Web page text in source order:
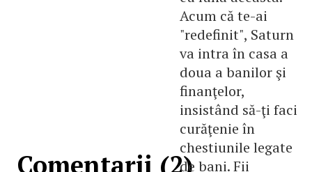
Acum că te-ai
"redefinit", Saturn
va intra în casa a
doua a banilor şi
finanţelor,
insistând să-ţi faci
curăţenie în
chestiunile legate
de bani. Fii
Comentarii (2)